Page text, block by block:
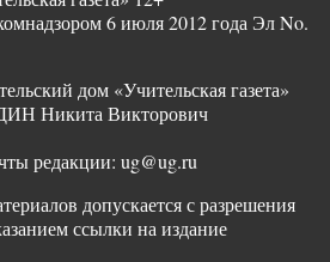
6 июля 2012 года Эл No.
дом «Учительская газета»
Никита Викторович
редакции: ug@ug.ru
допускается с разрешения
ссылки на издание